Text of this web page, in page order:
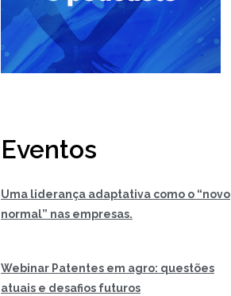
Eventos
Uma liderança adaptativa como o “novo
normal” nas empresas.
Webinar Patentes em agro: questões
atuais e desafios futuros